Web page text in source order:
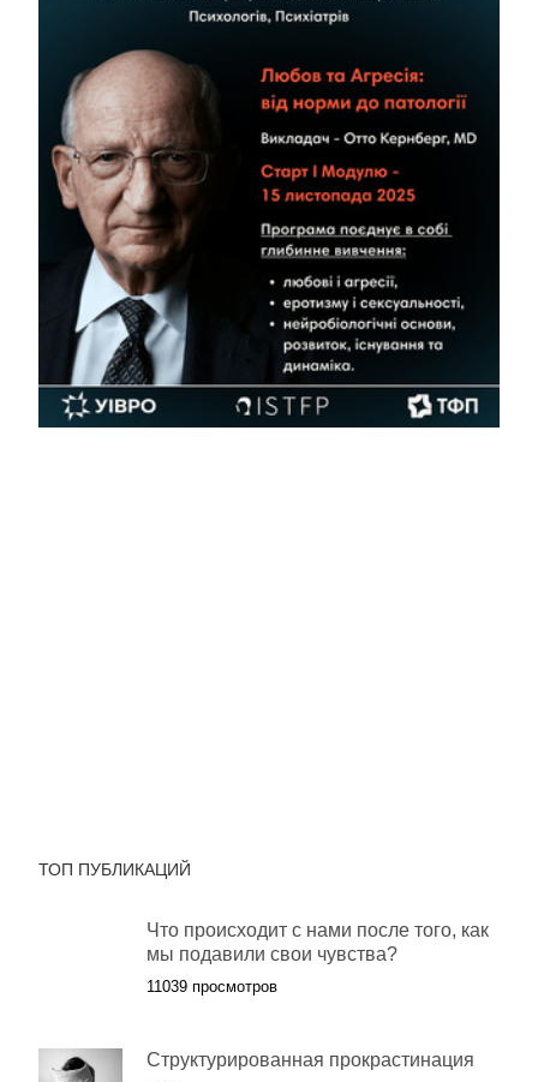
ТОП ПУБЛИКАЦИЙ
Что происходит с нами после того, как
мы подавили свои чувства?
11039 просмотров
Cтруктурированная прокрастинация